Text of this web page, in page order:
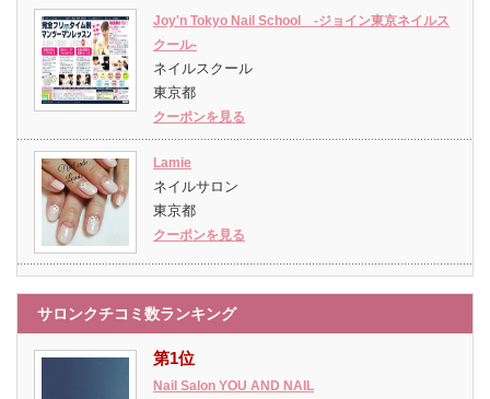
Joy'n Tokyo Nail School -ジョイン東京ネイルス
クール-
ネイルスクール
東京都
クーポンを見る
Lamie
ネイルサロン
東京都
クーポンを見る
サロンクチコミ数ランキング
第1位
Nail Salon YOU AND NAIL